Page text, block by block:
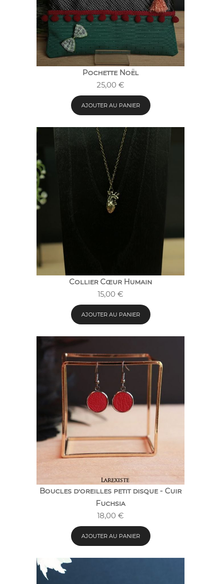
Pochette Noël
25,00 €
AJOUTER AU PANIER
Collier Cœur Humain
15,00 €
AJOUTER AU PANIER
Boucles d’oreilles petit disque - Cuir
Fuchsia
18,00 €
AJOUTER AU PANIER